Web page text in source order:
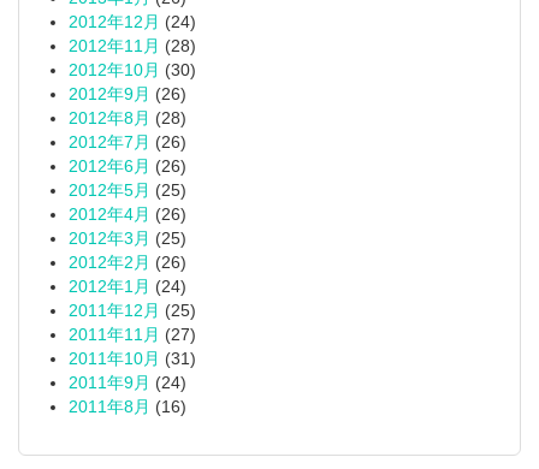
2012年12月 (24)
2012年11月 (28)
2012年10月 (30)
2012年9月 (26)
2012年8月 (28)
2012年7月 (26)
2012年6月 (26)
2012年5月 (25)
2012年4月 (26)
2012年3月 (25)
2012年2月 (26)
2012年1月 (24)
2011年12月 (25)
2011年11月 (27)
2011年10月 (31)
2011年9月 (24)
2011年8月 (16)